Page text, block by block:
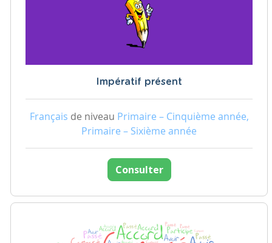
Impératif présent
Français de niveau Primaire – Cinquième année,
Primaire – Sixième année
Consulter